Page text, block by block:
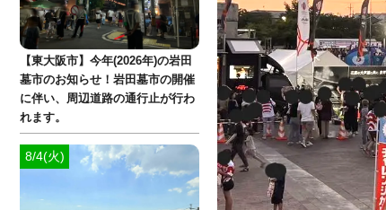
【東大阪市】今年(2026年)の岩田
墓市のお知らせ！岩田墓市の開催
に伴い、周辺道路の通行止が行わ
れます。
8/4(火)